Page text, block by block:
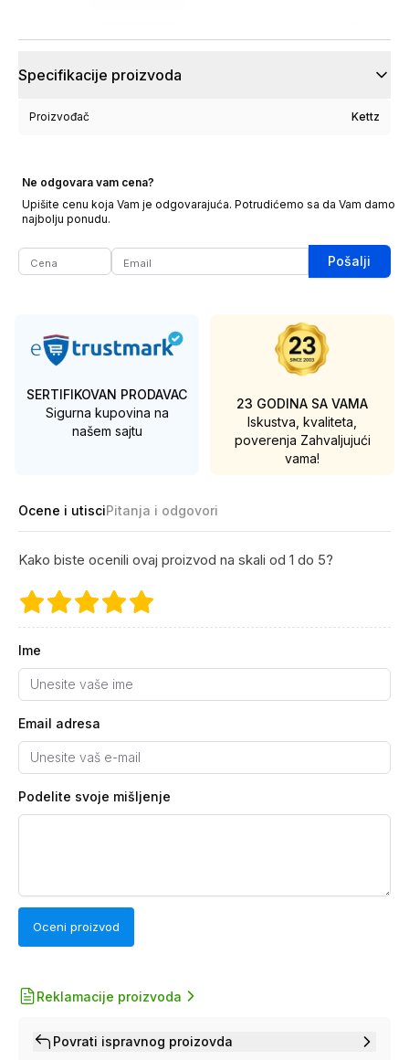
Specifikacije proizvoda
Proizvođač Kettz
Ne odgovara vam cena?
Upišite cenu koja Vam je odgovarajuća. Potrudićemo sa da Vam damo
najbolju ponudu.
Pošalji
SERTIFIKOVAN PRODAVAC
Sigurna kupovina na
našem sajtu
23 GODINA SA VAMA
Iskustva, kvaliteta,
poverenja Zahvaljujući
vama!
Ocene i utisciPitanja i odgovori
Kako biste ocenili ovaj proizvod na skali od 1 do 5?
Ime
Email adresa
Podelite svoje mišljenje
Oceni proizvod
Reklamacije proizvoda
Povrati ispravnog proizovda